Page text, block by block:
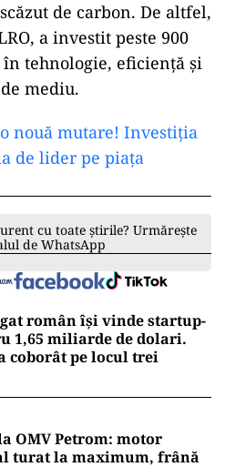
de carbon. De altfel,
a investit peste 900
tehnologie, eficiență și
mediu.
nouă mutare! Investiția
de lider pe piața
cu toate știrile? Urmărește
de WhatsApp
român își vinde startup-
1,65 miliarde de dolari.
coborât pe locul trei
OMV Petrom: motor
turat la maximum, frână